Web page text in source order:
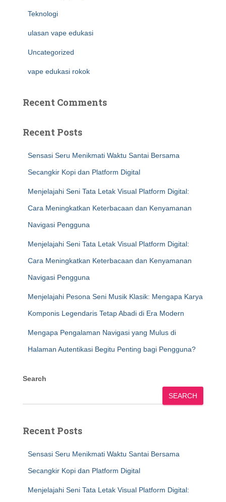
Teknologi
ulasan vape edukasi
Uncategorized
vape edukasi rokok
Recent Comments
Recent Posts
Sensasi Seru Menikmati Waktu Santai Bersama
Secangkir Kopi dan Platform Digital
Menjelajahi Seni Tata Letak Visual Platform Digital:
Cara Meningkatkan Keterbacaan dan Kenyamanan
Navigasi Pengguna
Menjelajahi Seni Tata Letak Visual Platform Digital:
Cara Meningkatkan Keterbacaan dan Kenyamanan
Navigasi Pengguna
Menjelajahi Pesona Seni Musik Klasik: Mengapa Karya
Komponis Legendaris Tetap Abadi di Era Modern
Mengapa Pengalaman Navigasi yang Mulus di
Halaman Autentikasi Begitu Penting bagi Pengguna?
Search
SEARCH
Recent Posts
Sensasi Seru Menikmati Waktu Santai Bersama
Secangkir Kopi dan Platform Digital
Menjelajahi Seni Tata Letak Visual Platform Digital: